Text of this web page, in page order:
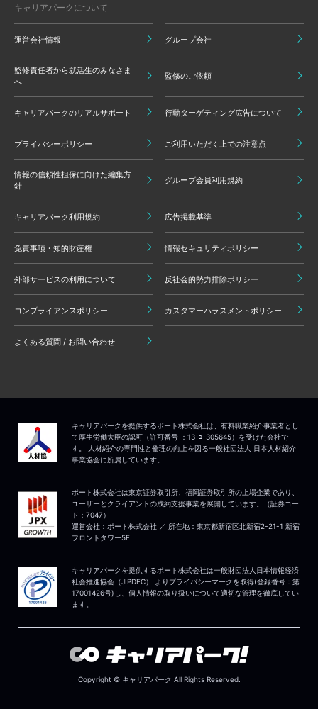
キャリアパークについて
運営会社情報 グループ会社
監修責任者から就活生のみなさま
へ
監修のご依頼
キャリアパークのリアルサポート 行動ターゲティング広告について
プライバシーポリシー ご利用いただく上での注意点
情報の信頼性担保に向けた編集方
針
グループ会員利用規約
キャリアパーク利用規約 広告掲載基準
免責事項・知的財産権 情報セキュリティポリシー
外部サービスの利用について 反社会的勢力排除ポリシー
コンプライアンスポリシー カスタマーハラスメントポリシー
よくある質問 / お問い合わせ